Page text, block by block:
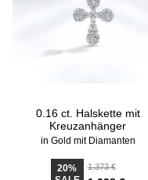
0.16 ct. Halskette mit
Kreuzanhänger
in Gold mit Diamanten
20%
1.373 €